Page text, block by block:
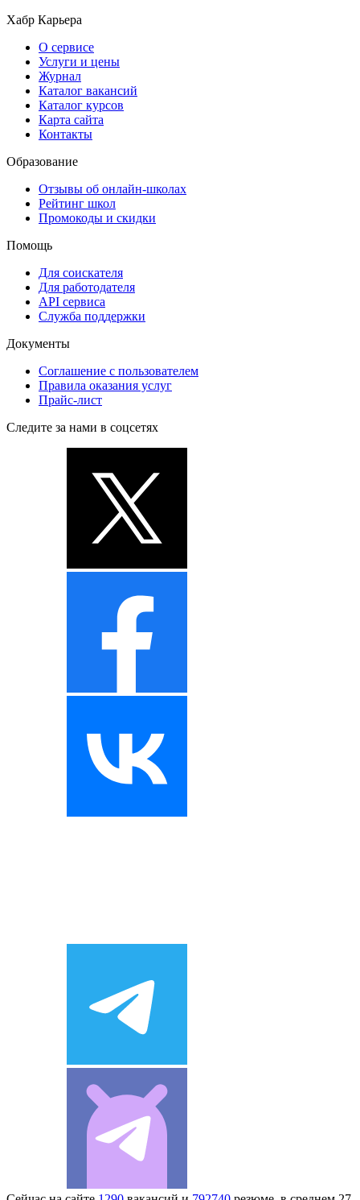
Хабр Карьера
О сервисе
Услуги и цены
Журнал
Каталог вакансий
Каталог курсов
Карта сайта
Контакты
Образование
Отзывы об онлайн-школах
Рейтинг школ
Промокоды и скидки
Помощь
Для соискателя
Для работодателя
API сервиса
Служба поддержки
Документы
Соглашение с пользователем
Правила оказания услуг
Прайс-лист
Следите за нами в соцсетях